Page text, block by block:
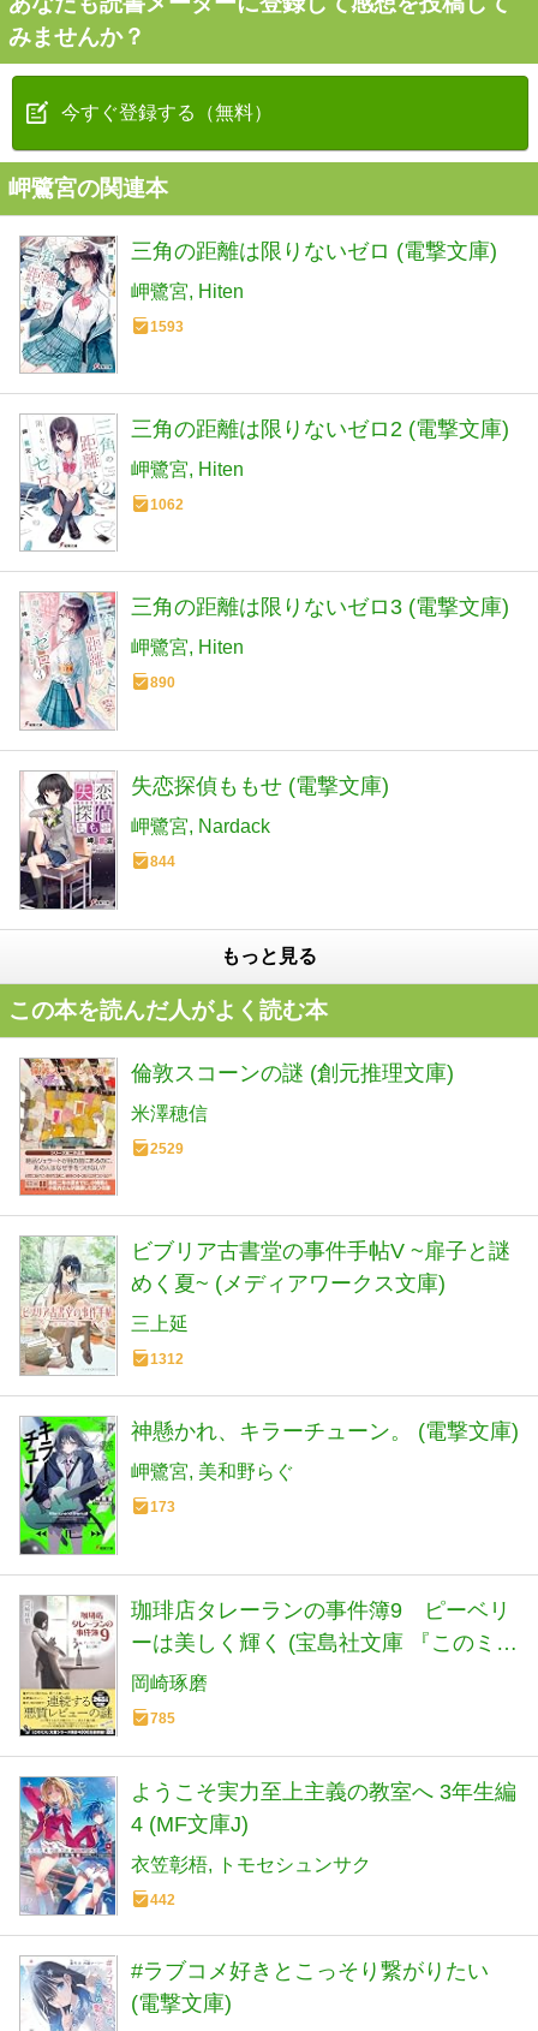
みませんか？
今すぐ登録する（無料）
岬鷺宮の関連本
三角の距離は限りないゼロ (電撃文庫)
岬鷺宮 Hiten
1593
三角の距離は限りないゼロ2 (電撃文庫)
岬鷺宮 Hiten
1062
三角の距離は限りないゼロ3 (電撃文庫)
岬鷺宮 Hiten
890
失恋探偵ももせ (電撃文庫)
岬鷺宮 Nardack
844
もっと見る
この本を読んだ人がよく読む本
倫敦スコーンの謎 (創元推理文庫)
米澤穂信
2529
ビブリア古書堂の事件手帖V ~扉子と謎
めく夏~ (メディアワークス文庫)
三上延
1312
神懸かれ、キラーチューン。 (電撃文庫)
岬鷺宮 美和野らぐ
173
珈琲店タレーランの事件簿9 ピーベリ
ーは美しく輝く (宝島社文庫 『このミ
ス』大賞シリーズ)
岡崎琢磨
785
ようこそ実力至上主義の教室へ 3年生編
4 (MF文庫J)
衣笠彰梧 トモセシュンサク
442
#ラブコメ好きとこっそり繋がりたい
(電撃文庫)